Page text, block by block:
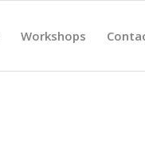
Workshops